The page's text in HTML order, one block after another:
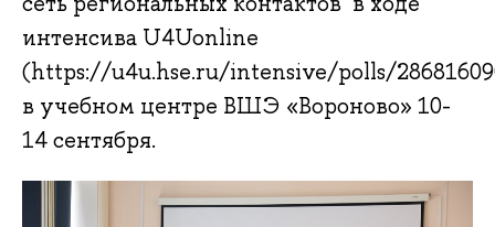
интенсива U4Uonline
(https://u4u.hse.ru/intensive/polls/
в учебном центре ВШЭ «Вороново» 10-
14 сентября.